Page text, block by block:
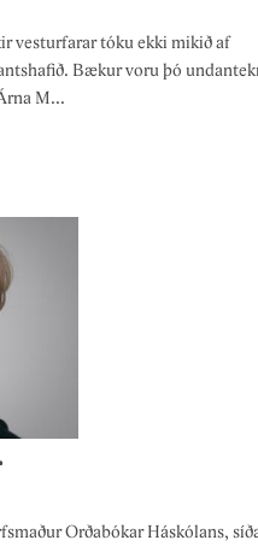
vesturfarar tóku ekki mikið af
Bækur voru þó
M...
Orðabókar Háskólans,